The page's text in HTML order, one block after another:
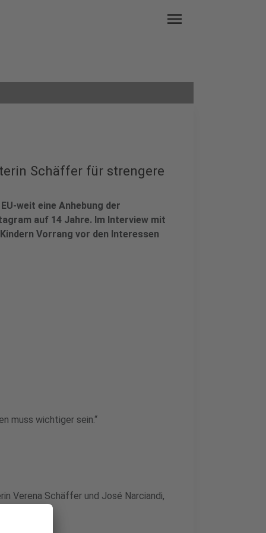
menu
Schäffer für strengere
weit eine Anhebung der
auf 14 Jahre. Im Interview mit
Vorrang vor den Interessen
muss wichtiger sein.“
Verena Schäffer und José Narciandi,